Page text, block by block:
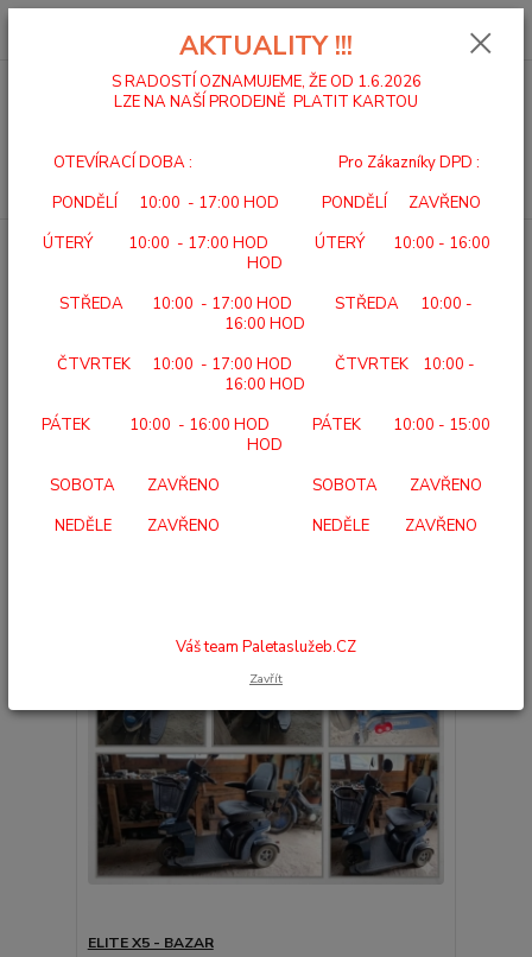
0,00 Kč
Úvod VÝPRODEJ / BAZAR
VÝPRODEJ / BAZAR
Upřesnit parametry
Nejnovější Nejlevnější Nejdražší
Zobrazuji 1-2 z 2
strana z 1
ELITE X5 - BAZAR
AKTUALITY !!!
S RADOSTÍ OZNAMUJEME, ŽE OD 1.6.2026
LZE NA NAŠÍ PRODEJNĚ PLATIT KARTOU
OTEVÍRACÍ DOBA : Pro Zákazníky DPD :
PONDĚLÍ 10:00 - 17:00 HOD PONDĚLÍ ZAVŘENO
ÚTERÝ 10:00 - 17:00 HOD ÚTERÝ 10:00 - 16:00
HOD
STŘEDA 10:00 - 17:00 HOD STŘEDA 10:00 -
16:00 HOD
ČTVRTEK 10:00 - 17:00 HOD ČTVRTEK 10:00 -
16:00 HOD
PÁTEK 10:00 - 16:00 HOD PÁTEK 10:00 - 15:00
HOD
SOBOTA ZAVŘENO SOBOTA ZAVŘENO
NEDĚLE ZAVŘENO NEDĚLE ZAVŘENO
Váš team Paletaslužeb.CZ
Zavřít